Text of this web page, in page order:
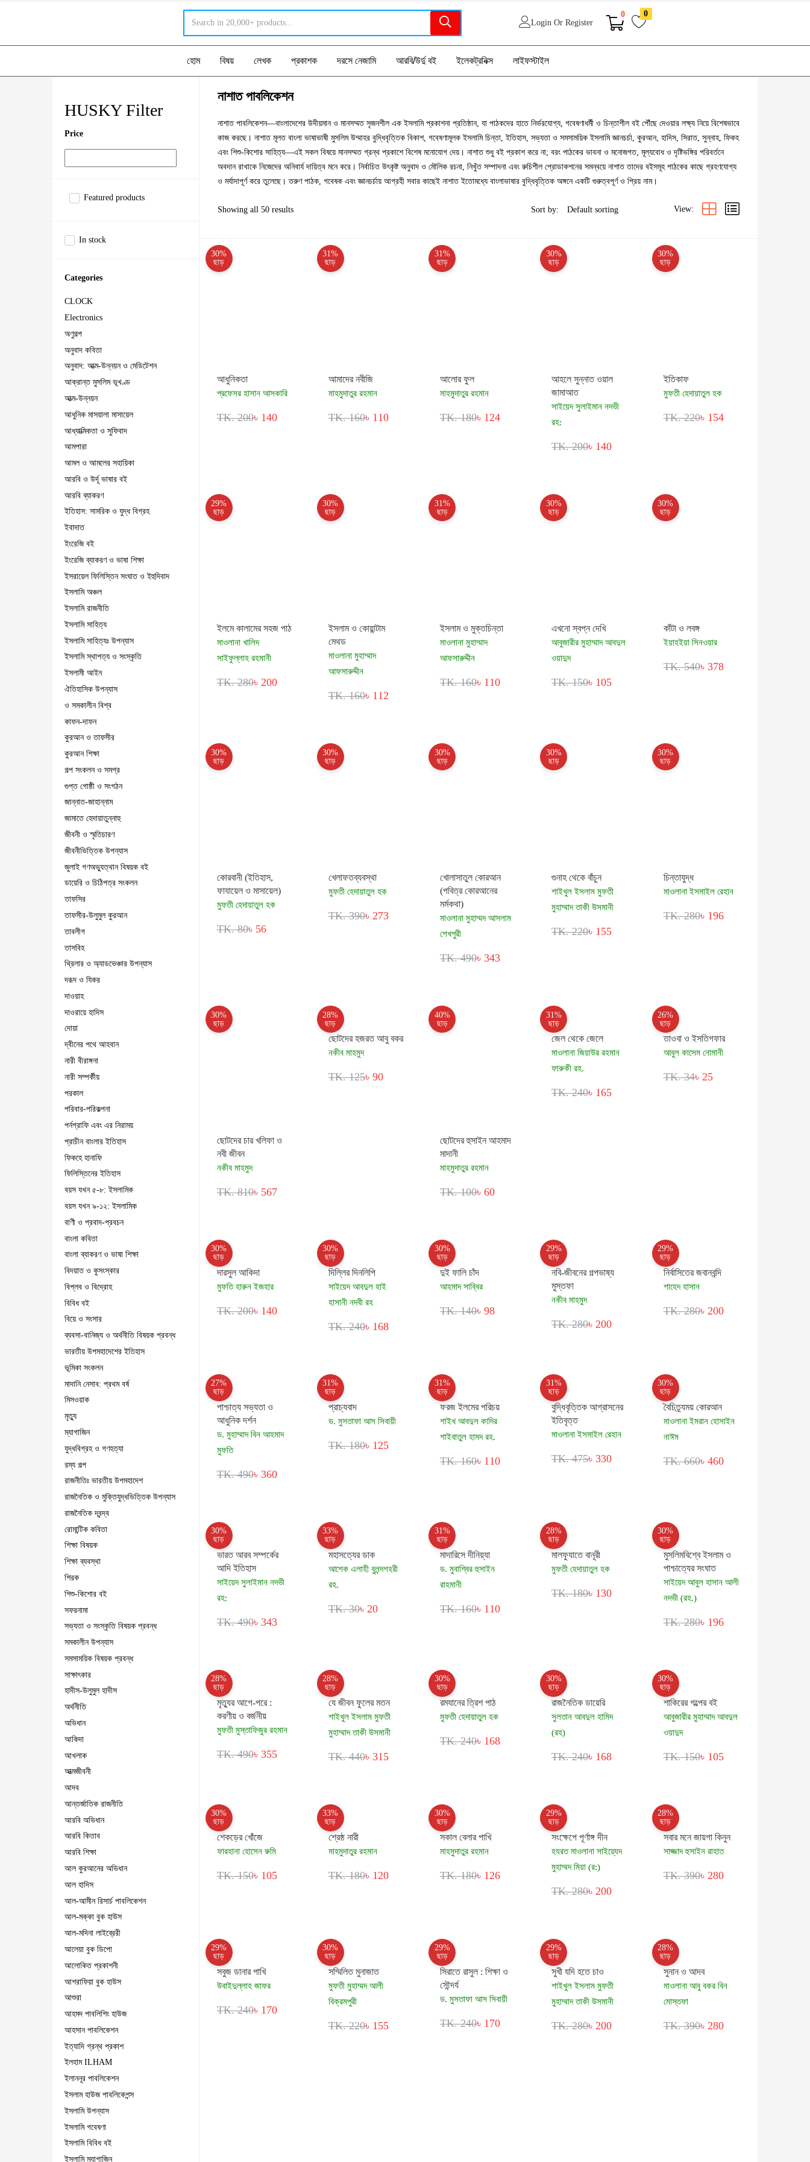
Login Or Register
0 0
হোম বিষয় লেখক প্রকাশক দরসে নেজামি আরবি/উর্দু বই ইলেকট্রনিক্স লাইফস্টাইল
HUSKY Filter
Price
Featured products
In stock
Categories
CLOCK
Electronics
অণুগল্প
অনুবাদ কবিতা
অনুবাদ: আত্ম-উন্নয়ন ও মেডিটেশন
আক্রান্ত মুসলিম ভূখণ্ড
আত্ম-উন্নয়ন
আধুনিক মাসয়ালা মাসায়েল
আধ্যাত্মিকতা ও সুফিবাদ
আমপারা
আমল ও আমলের সহায়িকা
আরবি ও উর্দূ ভাষার বই
আরবি ব্যাকরণ
ইতিহাস: সামরিক ও যুদ্ধ বিগ্রহ
ইবাদাত
ইংরেজি বই
ইংরেজি ব্যাকরণ ও ভাষা শিক্ষা
ইসরায়েল ফিলিস্তিন সংঘাত ও ইহুদিবাদ
ইসলামি অঞ্চল
ইসলামি রাজনীতি
ইসলামি সাহিত্য
ইসলামি সাহিত্যঃ উপন্যাস
ইসলামি স্থাপত্য ও সংস্কৃতি
ইসলামী আইন
ঐতিহাসিক উপন্যাস
ও সমকালীন বিশ্ব
কাফন-দাফন
কুরআন ও তাফসীর
কুরআন শিক্ষা
গল্প সংকলন ও সমগ্র
গুপ্ত গোষ্ঠী ও সংগঠন
জান্নাত-জাহান্নাম
জামাতে হেদায়াতুন্নাহু
জীবনী ও স্মৃতিচারণ
জীবনীভিত্তিক উপন্যাস
জুলাই গণঅভ্যুত্থান বিষয়ক বই
ডায়েরি ও চিঠিপত্র সংকলন
তাফসির
তাফসীর-উলুমুল কুরআন
তাবলীগ
তাসবিহ
থ্রিলার ও অ্যাডভেঞ্চার উপন্যাস
দরূদ ও যিকর
দাওয়াহ
দাওরায়ে হাদিস
দোয়া
দ্বীনের পথে আহবান
নারী বীরাঙ্গনা
নারী সম্পর্কীয়
পরকাল
পরিবার-পরিকল্পনা
পর্নগ্রাফি এবং এর নিরাময়
প্রাচীন বাংলার ইতিহাস
ফিকহে হানাফি
ফিলিস্তিনের ইতিহাস
বয়স যখন ৫-৮: ইসলামিক
বয়স যখন ৯-১২: ইসলামিক
বাণী ও প্রবাদ-প্রবচন
বাংলা কবিতা
বাংলা ব্যাকরণ ও ভাষা শিক্ষা
বিদয়াত ও কুসংস্কার
বিপ্লব ও বিদ্রোহ
বিবিধ বই
বিয়ে ও সংসার
ব্যবসা-বানিজ্য ও অর্থনীতি বিষয়ক প্রবন্ধ
ভারতীয় উপমহাদেশের ইতিহাস
ভূমিকা সংকলন
মাদানি নেসাব: প্রথম বর্ষ
মিসওয়াক
মৃত্যু
ম্যাগাজিন
যুদ্ধবিগ্রহ ও গণহত্যা
রম্য গল্প
রাজনীতিঃ ভারতীয় উপমহাদেশ
রাজনৈতিক ও মুক্তিযুদ্ধভিত্তিক উপন্যাস
রাজনৈতিক দ্বন্দ্ব
রোমান্টিক কবিতা
শিক্ষা বিষয়ক
শিক্ষা ব্যবস্থা
শিরক
শিশু-কিশোর বই
সফরনামা
সভ্যতা ও সংস্কৃতি বিষয়ক প্রবন্ধ
সমকালীন উপন্যাস
সমসাময়িক বিষয়ক প্রবন্ধ
সাক্ষাৎকার
হাদীস-উলুমুল হাদীস
অর্থনীতি
অভিধান
আকিদা
আখলাক
আত্মজীবনী
আদব
আন্তর্জাতিক রাজনীতি
আরবি অভিধান
আরবি কিতাব
আরবি শিক্ষা
আল কুরআনের অভিধান
আল হাদিস
আল-আমীন রিসার্চ পাবলিকেশন
আল-মক্কা বুক হাউস
আল-মদিনা লাইব্রেরী
আলেয়া বুক ডিপো
আলোকিত প্রকাশনী
আশরাফিয়া বুক হাউস
আশুরা
আহমদ পাবলিশিং হাউজ
আহসান পাবলিকেশন
ইত্যাদি গ্রন্থ প্রকাশ
ইলহাম ILHAM
ইলাননূর পাবলিকেশন
ইসলাম হাউজ পাবলিকেশন্স
ইসলামি উপন্যাস
ইসলামি গবেষণা
ইসলামি বিবিধ বই
ইসলামি ম্যাগাজিন
নাশাত পাবলিকেশন
নাশাত পাবলিকেশন—বাংলাদেশের উদীয়মান ও মানসম্মত সৃজনশীল এক ইসলামি প্রকাশনা প্রতিষ্ঠান, যা পাঠকদের হাতে নির্ভরযোগ্য, গবেষণাধর্মী ও চিন্তাশীল বই পৌঁছে দেওয়ার লক্ষ্য নিয়ে বিশেষভাবে
কাজ করছে। নাশাত মূলত বাংলা ভাষাভাষী মুসলিম উম্মাহর বুদ্ধিবৃত্তিক বিকাশ, গবেষণামূলক ইসলামি চিন্তা, ইতিহাস, সভ্যতা ও সমসাময়িক ইসলামি জ্ঞানচর্চা, কুরআন, হাদিস, সিরাত, সুন্নাহ, ফিকহ
এবং শিশু-কিশোর সাহিত্য—এই সকল বিষয়ে মানসম্মত গ্রন্থ প্রকাশে বিশেষ মনোযোগ দেয়। নাশাত শুধু বই প্রকাশ করে না; বরং পাঠকের ভাবনা ও মনোজগত, মূল্যবোধ ও দৃষ্টিভঙ্গির পরিবর্তনে
অবদান রাখাকে নিজেদের অনিবার্য দায়িত্ব মনে করে। নির্বাচিত উৎকৃষ্ট অনুবাদ ও মৌলিক রচনা, নিখুঁত সম্পাদনা এবং রুচিশীল প্রোডাকশনের সমন্বয়ে নাশাত তাদের বইসমূহ পাঠকের কাছে গ্রহণযোগ্য
ও মর্যাদাপূর্ণ করে তুলেছে। তরুণ পাঠক, গবেষক এবং জ্ঞানচর্চায় আগ্রহী সবার কাছেই নাশাত ইতোমধ্যে বাংলাভাষার বুদ্ধিবৃত্তিক অঙ্গনে একটি গুরুত্বপূর্ণ ও প্রিয় নাম।
Showing all 50 results Sort by: View:
30%
ছাড়
আধুনিকতা
প্রফেসর হাসান আসকারি
TK. 200৳ 140
31%
ছাড়
আমাদের নবীজি
মাহমুদাতুর রহমান
TK. 160৳ 110
31%
ছাড়
আলোর ফুল
মাহমুদাতুর রহমান
TK. 180৳ 124
30%
ছাড়
আহলে সুন্নাত ওয়াল
জামাআত
সাইয়েদ সুলাইমান নদভী
রহ:
TK. 200৳ 140
30%
ছাড়
ইতিকাফ
মুফতী হেদায়াতুল হক
TK. 220৳ 154
29%
ছাড়
ইলমে কালামের সহজ পাঠ
মাওলানা খালিদ
সাইফুল্লাহ রহমানী
TK. 280৳ 200
30%
ছাড়
ইসলাম ও কোয়ান্টাম
মেথড
মাওলানা মুহাম্মাদ
আফসারুদ্দীন
TK. 160৳ 112
31%
ছাড়
ইসলাম ও মুক্তচিন্তা
মাওলানা মুহাম্মাদ
আফসারুদ্দীন
TK. 160৳ 110
30%
ছাড়
এখনো স্বপ্ন দেখি
আবুজারীর মুহাম্মাদ আবদুল
ওয়াদুদ
TK. 150৳ 105
30%
ছাড়
কাঁটা ও লবঙ্গ
ইয়াহইয়া সিনওয়ার
TK. 540৳ 378
30%
ছাড়
কোরবানী (ইতিহাস,
ফাযায়েল ও মাসায়েল)
মুফতী হেদায়াতুল হক
TK. 80৳ 56
30%
ছাড়
খেলাফতব্যবস্থা
মুফতী হেদায়াতুল হক
TK. 390৳ 273
30%
ছাড়
খোলাসাতুল কোরআন
(পবিত্র কোরআনের
মর্মকথা)
মাওলানা মুহাম্মদ আসলাম
শেখপুরী
TK. 490৳ 343
30%
ছাড়
গুনাহ থেকে বাঁচুন
শাইখুল ইসলাম মুফতী
মুহাম্মাদ তাকী উসমানী
TK. 220৳ 155
30%
ছাড়
চিন্তাযুদ্ধ
মাওলানা ইসমাইল রেহান
TK. 280৳ 196
30%
ছাড়
ছোটদের চার খলিফা ও
নবী জীবন
নকীব মাহমুদ
TK. 810৳ 567
28%
ছাড়
ছোটদের হজরত আবু বকর
নকীব মাহমুদ
TK. 125৳ 90
40%
ছাড়
ছোটদের হুসাইন আহমাদ
মাদানী
মাহমুদাতুর রহমান
TK. 100৳ 60
31%
ছাড়
জেল থেকে জেলে
মাওলানা জিয়াউর রহমান
ফারুকী রহ.
TK. 240৳ 165
26%
ছাড়
তাওবা ও ইসতিগফার
আবুল কাসেম নোমানী
TK. 34৳ 25
30%
ছাড়
দারসুল আকিদা
মুফতি হারুন ইজহার
TK. 200৳ 140
30%
ছাড়
দিল্লির দিনলিপি
সাইয়েদ আবদুল হাই
হাসানী নদবী রহ
TK. 240৳ 168
30%
ছাড়
দুই ফালি চাঁদ
আহমাদ সাব্বির
TK. 140৳ 98
29%
ছাড়
নবি-জীবনের গল্পভাষ্য
মুস্তফা
নকীব মাহমুদ
TK. 280৳ 200
29%
ছাড়
নির্বাসিতের জবানবন্দি
শাহেদ হাসান
TK. 280৳ 200
27%
ছাড়
পাশ্চাত্য সভ্যতা ও
আধুনিক দর্শন
ড. মুহাম্মাদ বিন আহমাদ
মুফতি
TK. 490৳ 360
31%
ছাড়
প্রাচ্যবাদ
ড. মুসতাফা আস সিবায়ী
TK. 180৳ 125
31%
ছাড়
ফরজ ইলমের পরিচয়
শাইখ আবদুল কাদির
শাইবাতুল হামদ রহ.
TK. 160৳ 110
31%
ছাড়
বুদ্ধিবৃত্তিক আগ্রাসনের
ইতিবৃত্ত
মাওলানা ইসমাইল রেহান
TK. 475৳ 330
30%
ছাড়
বৈচিত্র্যময় কোরআন
মাওলানা ইমরান হোসাইন
নাঈম
TK. 660৳ 460
30%
ছাড়
ভারত আরব সম্পর্কের
আদি ইতিহাস
সাইয়েদ সুলাইমান নদভী
রহ:
TK. 490৳ 343
33%
ছাড়
মহাসত্যের ডাক
আশেক এলাহী বুলন্দশহরী
রহ.
TK. 30৳ 20
31%
ছাড়
মাদারিসে দীনিয়্যা
ড. মুবাশ্বির হুসাইন
রাহমানী
TK. 160৳ 110
28%
ছাড়
মালফুযাতে বানূরী
মুফতী হেদায়াতুল হক
TK. 180৳ 130
30%
ছাড়
মুসলিমবিশ্বে ইসলাম ও
পাশ্চাত্যের সংঘাত
সাইয়েদ আবুল হাসান আলী
নদভী (রহ.)
TK. 280৳ 196
28%
ছাড়
মৃত্যুর আগে-পরে :
করণীয় ও বর্জনীয়
মুফতী মুস্তাফিজুর রহমান
TK. 490৳ 355
28%
ছাড়
যে জীবন ফুলের মতন
শাইখুল ইসলাম মুফতী
মুহাম্মাদ তাকী উসমানী
TK. 440৳ 315
30%
ছাড়
রমযানের ত্রিশ পাঠ
মুফতী হেদায়াতুল হক
TK. 240৳ 168
30%
ছাড়
রাজনৈতিক ডায়েরি
সুলতান আবদুল হামিদ
(রহ)
TK. 240৳ 168
30%
ছাড়
শাকিরের গল্পের বই
আবুজারীর মুহাম্মাদ আবদুল
ওয়াদুদ
TK. 150৳ 105
30%
ছাড়
শেকড়ের খোঁজে
ফারহানা হোসেন রুমি
TK. 150৳ 105
33%
ছাড়
শ্রেষ্ঠ নারী
মাহমুদাতুর রহমান
TK. 180৳ 120
30%
ছাড়
সকাল বেলার পাখি
মাহমুদাতুর রহমান
TK. 180৳ 126
29%
ছাড়
সংক্ষেপে পূর্ণাঙ্গ দীন
হযরত মাওলানা সাইয়্যেদ
মুহাম্মদ মিয়া (র:)
TK. 280৳ 200
28%
ছাড়
সবার মনে জায়গা কিনুন
সাজ্জাদ হুসাইন রাহাত
TK. 390৳ 280
29%
ছাড়
সবুজ ডানার পাখি
উবাইদুল্লাহ জাফর
TK. 240৳ 170
30%
ছাড়
সম্মিলিত মুনাজাত
মুফতী মুহাম্মদ আলী
বিক্রমপুরী
TK. 220৳ 155
29%
ছাড়
সিরাতে রাসুল : শিক্ষা ও
সৌন্দর্য
ড. মুসতাফা আস সিবায়ী
TK. 240৳ 170
29%
ছাড়
সুখী যদি হতে চাও
শাইখুল ইসলাম মুফতী
মুহাম্মাদ তাকী উসমানী
TK. 280৳ 200
28%
ছাড়
সুনান ও আদব
মাওলানা আবু বকর বিন
মোস্তফা
TK. 390৳ 280